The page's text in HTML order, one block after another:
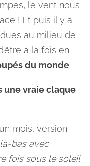
le vent nous
! Et puis il y a
au milieu de
à la fois en
du monde.
une vraie claque
mois, version
bas avec
fois sous le soleil